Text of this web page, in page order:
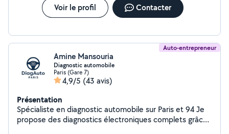
Voir le profil Contacter
Auto-entrepreneur
Amine Mansouria
Diagnostic automobile
Paris (Gare 7)
4,9/5 (43 avis)
Présentation
Spécialiste en diagnostic automobile sur Paris et 94 Je
propose des diagnostics électroniques complets grâce